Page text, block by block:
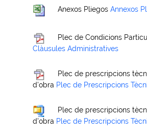
Anexos Pliegos Annexos
Plec de Condicions
Clàusules Administratives
Plec de prescripcions
d'obra Plec de Prescripcions
Plec de prescripcions
d'obra Plec de Prescripcions